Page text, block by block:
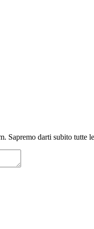
Sapremo darti subito tutte